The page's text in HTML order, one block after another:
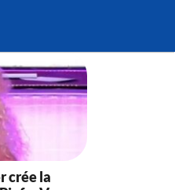
crée la